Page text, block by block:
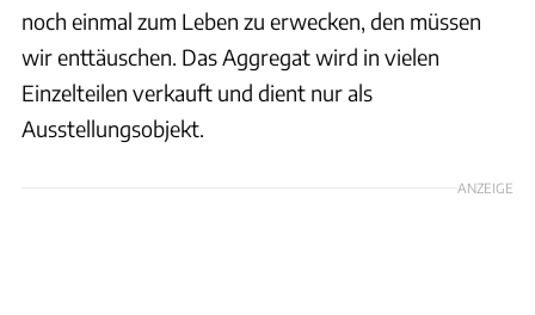
noch einmal zum Leben zu erwecken, den müssen
wir enttäuschen. Das Aggregat wird in vielen
Einzelteilen verkauft und dient nur als
Ausstellungsobjekt.
ANZEIGE